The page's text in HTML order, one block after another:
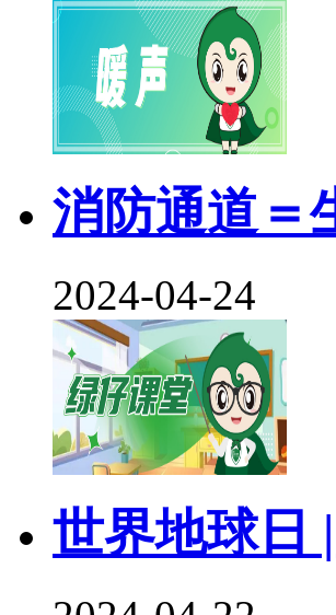
消防通道＝
2024-04-24
世界地球日